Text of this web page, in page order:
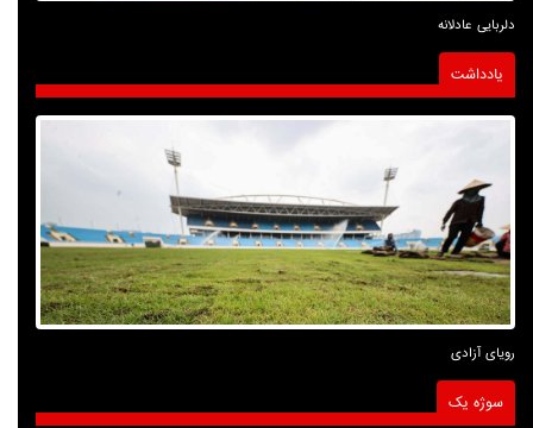
دلربایی عادلانه
یادداشت
رویای آزادی
سوژه یک